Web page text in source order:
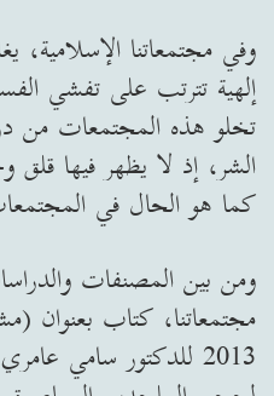
وفي مجتمعاتنا الإسلامية،
إلهية تترتب على تفشي
تخلو هذه المجتمعات من
الشر، إذ لا يظهر فيها
كما هو الحال في
ومن بين المصنفات
مجتمعاتنا، كتاب بعنوان
2013 للدكتور سامي